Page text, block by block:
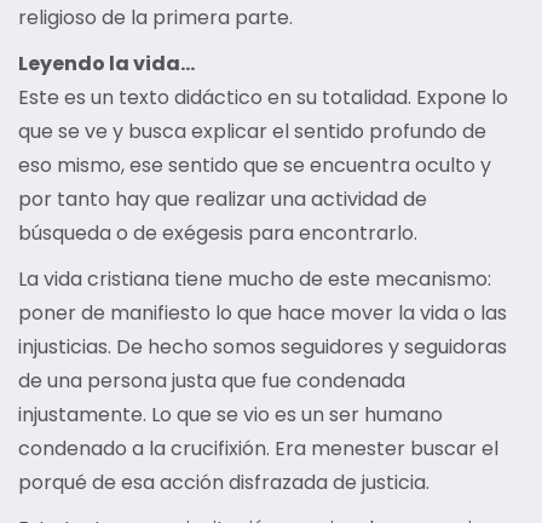
religioso de la primera parte.
Leyendo la vida…
Este es un texto didáctico en su totalidad. Expone lo
que se ve y busca explicar el sentido profundo de
eso mismo, ese sentido que se encuentra oculto y
por tanto hay que realizar una actividad de
búsqueda o de exégesis para encontrarlo.
La vida cristiana tiene mucho de este mecanismo:
poner de manifiesto lo que hace mover la vida o las
injusticias. De hecho somos seguidores y seguidoras
de una persona justa que fue condenada
injustamente. Lo que se vio es un ser humano
condenado a la crucifixión. Era menester buscar el
porqué de esa acción disfrazada de justicia.